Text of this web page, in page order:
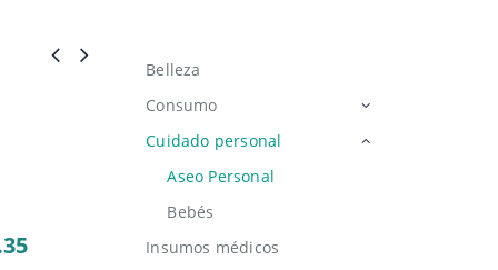
Belleza
Consumo
Cuidado personal
Aseo Personal
Bebés
Insumos médicos